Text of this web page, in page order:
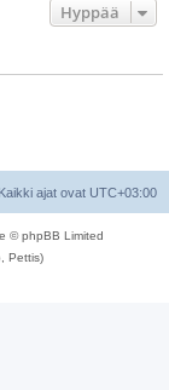
Hyppää
Kaikki ajat ovat UTC+03:00
© phpBB Limited
Pettis)